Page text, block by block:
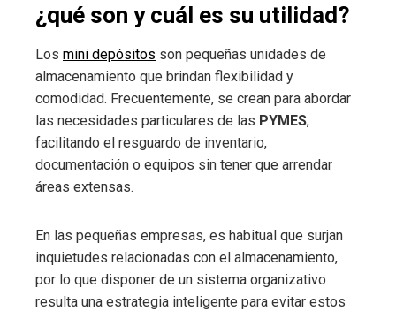
¿qué son y cuál es su utilidad?
Los mini depósitos son pequeñas unidades de
almacenamiento que brindan flexibilidad y
comodidad. Frecuentemente, se crean para abordar
las necesidades particulares de las PYMES,
facilitando el resguardo de inventario,
documentación o equipos sin tener que arrendar
áreas extensas.
En las pequeñas empresas, es habitual que surjan
inquietudes relacionadas con el almacenamiento,
por lo que disponer de un sistema organizativo
resulta una estrategia inteligente para evitar estos